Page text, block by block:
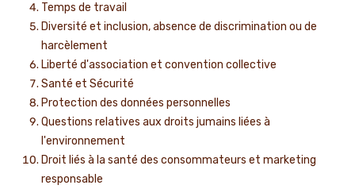
Temps de travail
Diversité et inclusion, absence de discrimination ou de
harcèlement
Liberté d'association et convention collective
Santé et Sécurité
Protection des données personnelles
Questions relatives aux droits jumains liées à
l'environnement
Droit liés à la santé des consommateurs et marketing
responsable